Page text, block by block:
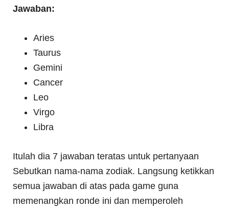
Jawaban:
Aries
Taurus
Gemini
Cancer
Leo
Virgo
Libra
Itulah dia 7 jawaban teratas untuk pertanyaan
Sebutkan nama-nama zodiak. Langsung ketikkan
semua jawaban di atas pada game guna
memenangkan ronde ini dan memperoleh